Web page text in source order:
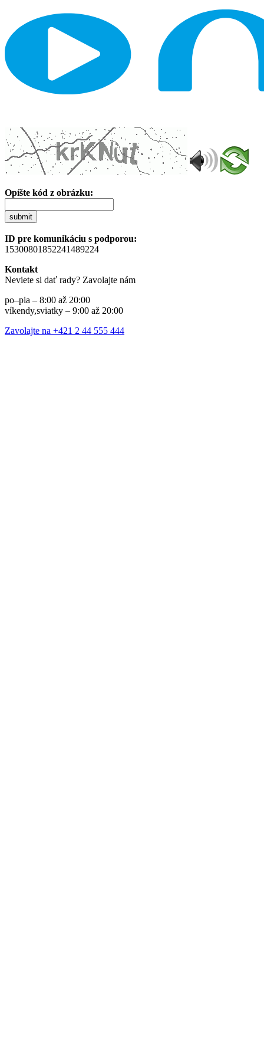
Opíšte kód z obrázku:
submit
ID pre komunikáciu s podporou:
15300801852241489224
Kontakt
Neviete si dať rady? Zavolajte nám
po–pia – 8:00 až 20:00
víkendy,sviatky – 9:00 až 20:00
Zavolajte na +421 2 44 555 444